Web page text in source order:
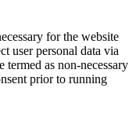
for the website
user personal data via
termed as non-necessary
prior to running